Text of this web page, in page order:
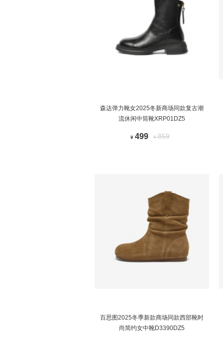
森达弹力靴女2025冬新商场同款复古潮
流休闲中筒靴XRP01DZ5
¥ 499 ¥859
百思图2025冬季新款商场同款西部靴时
尚简约女中靴D3390DZ5